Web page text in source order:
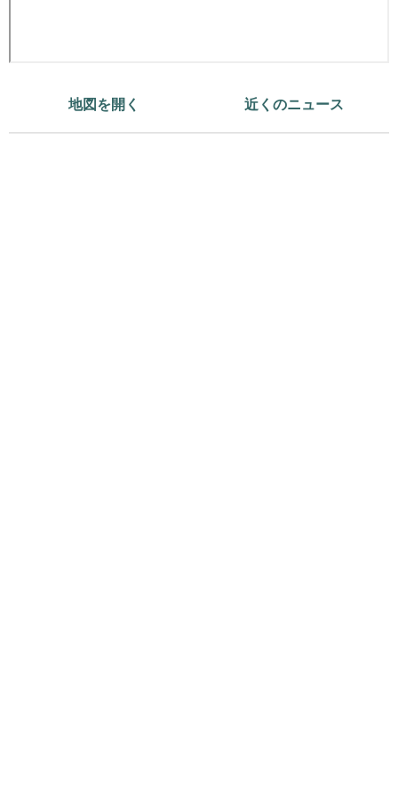
地図を開く 近くのニュース